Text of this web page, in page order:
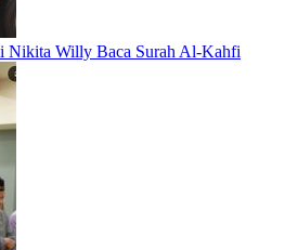
Nikita Willy Baca Surah Al-Kahfi